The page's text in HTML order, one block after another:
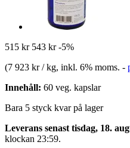
515 kr 543 kr -5%
(7 923 kr / kg, inkl. 6% moms. -
Innehåll: 60 veg. kapslar
Bara 5 styck kvar på lager
Leverans senast tisdag, 18.
klockan 23:59.